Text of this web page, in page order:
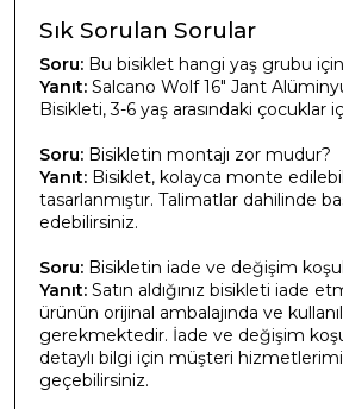
Sık Sorulan Sorular
Soru: Bu bisiklet hangi yaş grubu
Yanıt: Salcano Wolf 16" Jant
Bisikleti, 3-6 yaş arasındaki çocuklar
Soru: Bisikletin montajı zor mudur?
Yanıt: Bisiklet, kolayca monte
tasarlanmıştır. Talimatlar dahilinde
edebilirsiniz.
Soru: Bisikletin iade ve değişim
Yanıt: Satın aldığınız bisikleti iade
ürünün orijinal ambalajında ve
gerekmektedir. İade ve değişim
detaylı bilgi için müşteri
geçebilirsiniz.